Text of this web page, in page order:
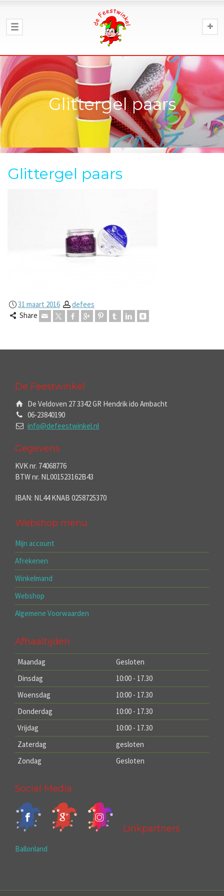
Glittergel paars
Glittergel paars
31 maart 2016
defees
Share
De Feestwinkel
De Veldoven 27 3342 GR Hendrik ido Ambacht
06-23840190
info@defeestwinkel.nl
Gegevens
KVK nr. 74068776
BTW nr. NL001523162B43
IBAN: NL44 KNAB 0258725370
Webshop menu
Mijn account
Afrekenen
Winkelmand
Webshop
Algemene Voorwaarden
Afhaaltijden
Maandag
Gesloten
Dinsdag
10:00 - 17.30
Woensdag
10:00 - 17.30
Donderdag
10:00 - 17.30
Vrijdag
10:00 - 17.30
Zaterdag
gesloten
Zondag
Gesloten
Social Media
Linkpartners
Ballonland